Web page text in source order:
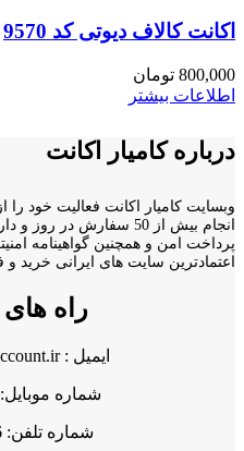
اکانت کالاف دیوتی کد 9570
800,000 تومان
اطلاعات بیشتر
درباره کامیار اکانت
انجام بیش از 50 سفارش در
اعتمادترین سایت های ایرانی
راه های
ایمیل : info[at]kamyaraccount.ir
شماره موبایل:
شماره تلفن: 03434117126